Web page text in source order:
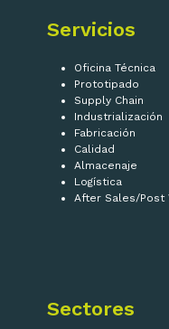
Servicios
Oficina Técnica
Prototipado
Supply Chain
Industrialización
Fabricación
Calidad
Almacenaje
Logística
After Sales/Post
Sectores